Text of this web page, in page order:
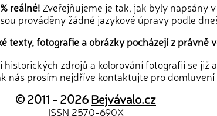
reálné! Zveřejňujeme je tak, jak byly napsány
prováděny žádné jazykové úpravy podle
texty, fotografie a obrázky pocházejí z právně
historických zdrojů a kolorování fotografií se již
nás prosím nejdříve kontaktujte pro domluvení
© 2011 - 2026Bejvávalo.cz
ISSN 2570-690X